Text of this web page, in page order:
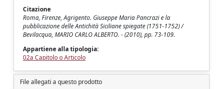
Citazione
Roma, Firenze, Agrigento. Giuseppe Maria Pancrazi e la
pubblicazione delle Antichità Siciliane spiegate (1751-1752) /
Bevilacqua, MARIO CARLO ALBERTO. - (2010), pp. 73-109.
Appartiene alla tipologia:
02a Capitolo o Articolo
File allegati a questo prodotto